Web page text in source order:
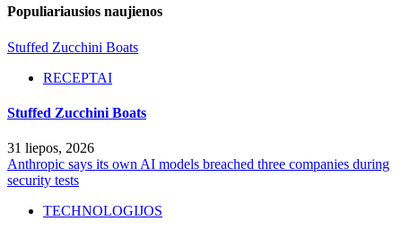
Populiariausios naujienos
Stuffed Zucchini Boats
RECEPTAI
Stuffed Zucchini Boats
31 liepos, 2026
Anthropic says its own AI models breached three companies during
security tests
TECHNOLOGIJOS